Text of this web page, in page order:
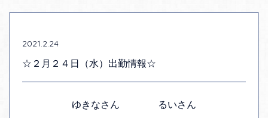
2021.2.24
☆２月２４日（水）出勤情報☆
ゆきなさん るいさん